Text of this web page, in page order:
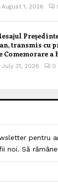
August 1, 2026
transmis cu
Comemorare
July 31, 2026 0
pentru
noi. Să